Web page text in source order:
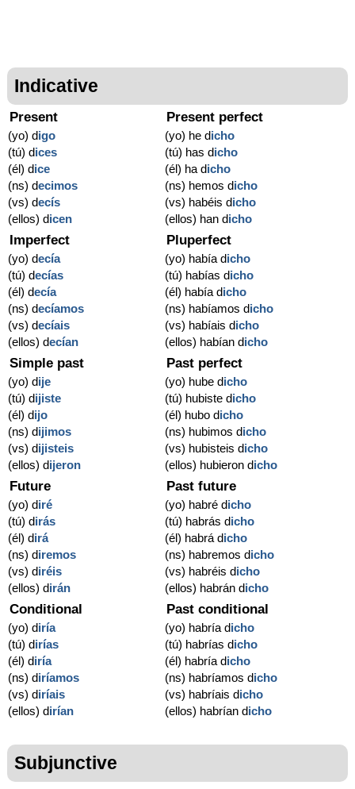
Indicative
Present
(yo) digo
(tú) dices
(él) dice
(ns) decimos
(vs) decís
(ellos) dicen
Present perfect
(yo) he dicho
(tú) has dicho
(él) ha dicho
(ns) hemos dicho
(vs) habéis dicho
(ellos) han dicho
Imperfect
(yo) decía
(tú) decías
(él) decía
(ns) decíamos
(vs) decíais
(ellos) decían
Pluperfect
(yo) había dicho
(tú) habías dicho
(él) había dicho
(ns) habíamos dicho
(vs) habíais dicho
(ellos) habían dicho
Simple past
(yo) dije
(tú) dijiste
(él) dijo
(ns) dijimos
(vs) dijisteis
(ellos) dijeron
Past perfect
(yo) hube dicho
(tú) hubiste dicho
(él) hubo dicho
(ns) hubimos dicho
(vs) hubisteis dicho
(ellos) hubieron dicho
Future
(yo) diré
(tú) dirás
(él) dirá
(ns) diremos
(vs) diréis
(ellos) dirán
Past future
(yo) habré dicho
(tú) habrás dicho
(él) habrá dicho
(ns) habremos dicho
(vs) habréis dicho
(ellos) habrán dicho
Conditional
(yo) diría
(tú) dirías
(él) diría
(ns) diríamos
(vs) diríais
(ellos) dirían
Past conditional
(yo) habría dicho
(tú) habrías dicho
(él) habría dicho
(ns) habríamos dicho
(vs) habríais dicho
(ellos) habrían dicho
Subjunctive